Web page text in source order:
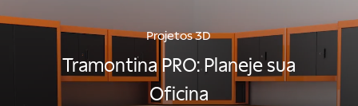
Projetos 3D
Tramontina PRO: Planeje sua
Oficina